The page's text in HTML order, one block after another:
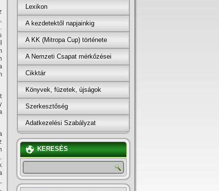
Lexikon
A kezdetektől napjainkig
A KK (Mitropa Cup) története
A Nemzeti Csapat mérkőzései
Cikktár
Könyvek, füzetek, újságok
Szerkesztőség
Adatkezelési Szabályzat
KERESÉS